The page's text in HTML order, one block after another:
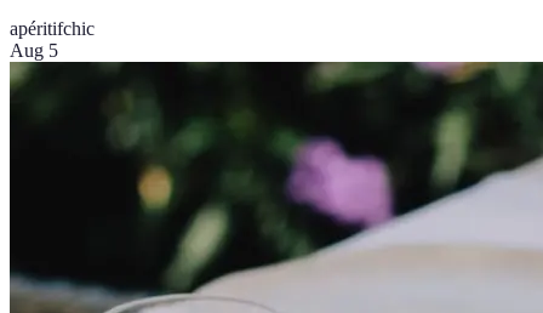
apéritifchic
Aug 5